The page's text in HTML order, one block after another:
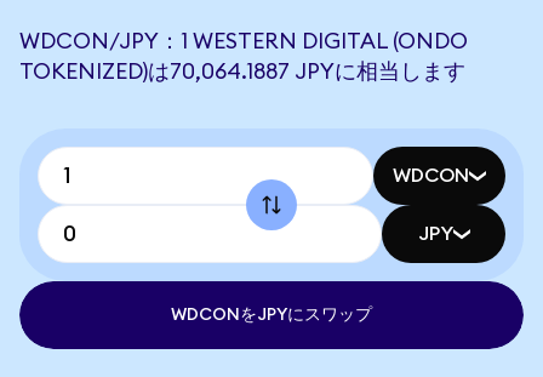
WDCON/JPY：1 WESTERN DIGITAL (ONDO
TOKENIZED)は70,064.1887 JPYに相当します
WDCON
JPY
WDCONをJPYにスワップ